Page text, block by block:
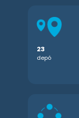
23
depó